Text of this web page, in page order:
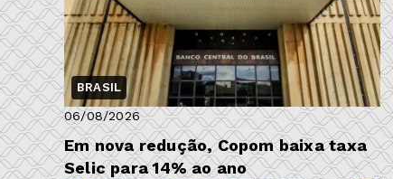
BRASIL
06/08/2026
Em nova redução, Copom baixa taxa
Selic para 14% ao ano